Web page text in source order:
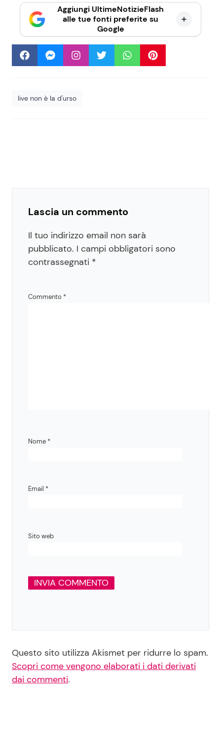
Aggiungi UltimeNotizieFlash
alle tue fonti preferite su
Google
live non è la d'urso
Lascia un commento
Il tuo indirizzo email non sarà
pubblicato. I campi obbligatori sono
contrassegnati *
Commento *
Nome *
Email *
Sito web
Questo sito utilizza Akismet per ridurre lo spam.
Scopri come vengono elaborati i dati derivati
dai commenti.